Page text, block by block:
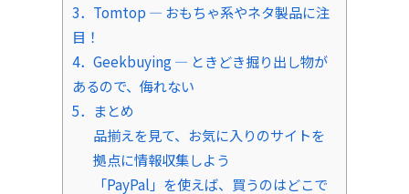
3．Tomtop ― おもちゃ系やネタ製品に注
目！
4．Geekbuying ― ときどき掘り出し物が
あるので、侮れない
5．まとめ
品揃えを見て、お気に入りのサイトを
拠点に情報収集しよう
「PayPal」を使えば、買うのはどこで